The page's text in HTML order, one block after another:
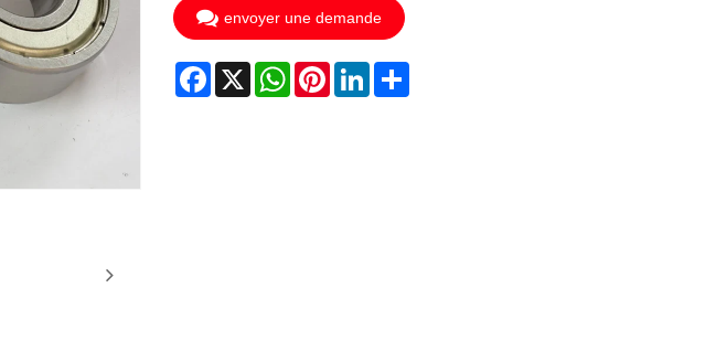
envoyer une demande
Facebook
X WhatsApp
PinterestLinkedInShare